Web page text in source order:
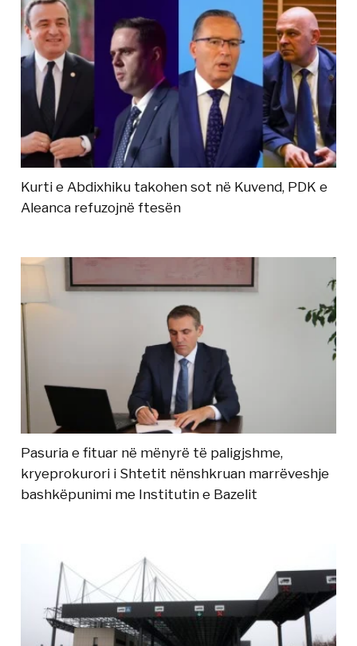
Kurti e Abdixhiku takohen sot në Kuvend, PDK e
Aleanca refuzojnë ftesën
Pasuria e fituar në mënyrë të paligjshme,
kryeprokurori i Shtetit nënshkruan marrëveshje
bashkëpunimi me Institutin e Bazelit